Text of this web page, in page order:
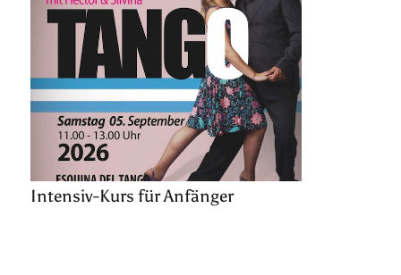
Intensiv-Kurs für Anfänger